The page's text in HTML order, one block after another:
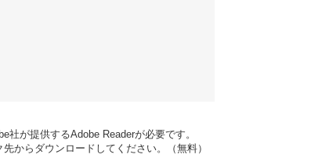
が提供するAdobe Readerが必要です。
からダウンロードしてください。（無料）